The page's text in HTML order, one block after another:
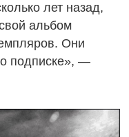
лет назад,
альбом
Они
подписке», —